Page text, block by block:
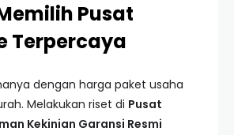
Pusat
Terpercaya
dengan harga paket usaha
Melakukan riset di Pusat
Kekinian Garansi Resmi